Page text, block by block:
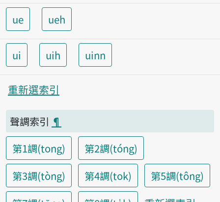
ue ueh
ui uih uinn
重新選索引
聲調索引 ¶
第1調(tong)
第2調(tóng)
第3調(tòng)
第4調(tok)
第5調(tông)